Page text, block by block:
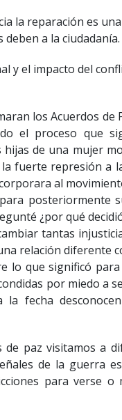
la reparación es
a la ciudadanía.
y el impacto del
los Acuerdos de
el proceso que
de una mujer
fuerte represión a
al
posteriormente
¿por qué
tantas
relación diferente
lo que significó
por miedo a
la fecha
paz visitamos a
de la guerra
para verse o